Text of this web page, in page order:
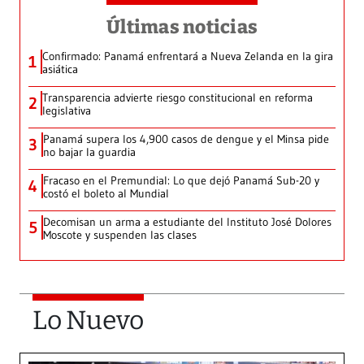
Últimas noticias
1 Confirmado: Panamá enfrentará a Nueva Zelanda en la gira
asiática
2 Transparencia advierte riesgo constitucional en reforma
legislativa
3 Panamá supera los 4,900 casos de dengue y el Minsa pide
no bajar la guardia
4 Fracaso en el Premundial: Lo que dejó Panamá Sub-20 y
costó el boleto al Mundial
5 Decomisan un arma a estudiante del Instituto José Dolores
Moscote y suspenden las clases
Lo Nuevo